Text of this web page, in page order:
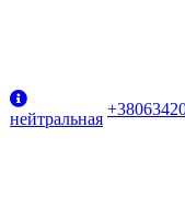
нейтральная